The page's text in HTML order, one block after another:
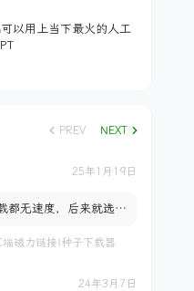
以用上当下最火的人工
PREV NEXT
25年1月19日
都无速度，后来就选择
端磁力链接|种子下载器
24年3月7日